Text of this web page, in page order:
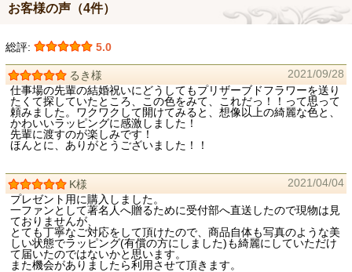
お客様の声（4件）
総評: 5.0
るき様 2021/09/28
仕事場の先輩の結婚祝いにどうしてもプリザーブドフラワーを送り
たくて探していたところ、この色をみて、これだっ！！って思って
頼みました。ワクワクして開けてみると、想像以上の綺麗な色と、
かわいいラッピングに感激しました！
先輩に渡すのが楽しみです！
ほんとに、ありがとうございました！！
K様 2021/04/04
プレゼント用に購入しました。
一ファンとして著名人へ贈るために受付部へ直送したので現物は見
ておりませんが、
とても丁寧なご対応をして頂けたので、商品自体も写真のような美
しい状態でラッピング(有償の方にしました)も綺麗にしていただけ
て届いたのではないかと思います。
また機会がありましたら利用させて頂きます。